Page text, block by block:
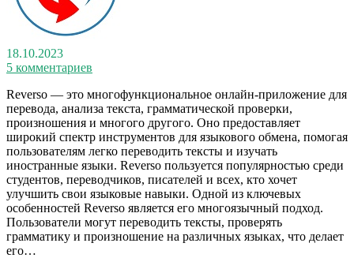
18.10.2023
5 комментариев
Reverso — это многофункциональное онлайн-приложение для
перевода, анализа текста, грамматической проверки,
произношения и многого другого. Оно предоставляет
широкий спектр инструментов для языкового обмена, помогая
пользователям легко переводить тексты и изучать
иностранные языки. Reverso пользуется популярностью среди
студентов, переводчиков, писателей и всех, кто хочет
улучшить свои языковые навыки. Одной из ключевых
особенностей Reverso является его многоязычный подход.
Пользователи могут переводить тексты, проверять
грамматику и произношение на различных языках, что делает
его…